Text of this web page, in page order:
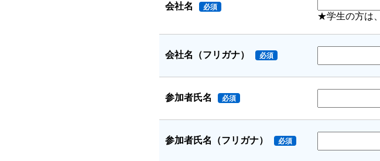
会社名 必須
★学生の方は
会社名（フリガナ） 必須
参加者氏名 必須
参加者氏名（フリガナ） 必須